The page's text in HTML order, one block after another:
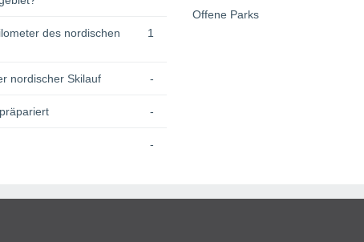
des nordischen 1
nordischer Skilauf -
-
-
Offene Parks